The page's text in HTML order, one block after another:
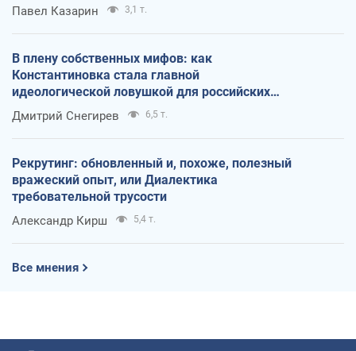
Павел Казарин 3,1 т.
В плену собственных мифов: как
Константиновка стала главной
идеологической ловушкой для российских
оккупантов
Дмитрий Снегирев 6,5 т.
Рекрутинг: обновленный и, похоже, полезный
вражеский опыт, или Диалектика
требовательной трусости
Александр Кирш 5,4 т.
Все мнения